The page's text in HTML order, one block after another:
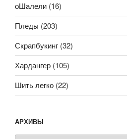
оШалели (16)
Пледы (203)
Скрапбукинг (32)
Хардангер (105)
Шить легко (22)
АРХИВЫ